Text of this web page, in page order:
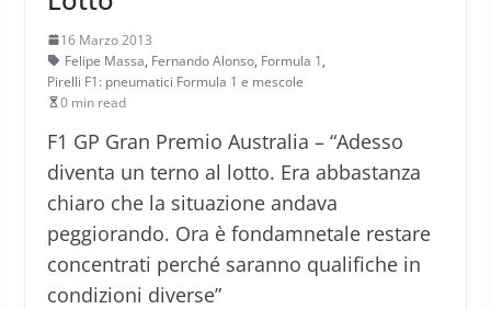
16 Marzo 2013
Felipe Massa, Fernando Alonso, Formula 1,
Pirelli F1: pneumatici Formula 1 e mescole
0 min read
F1 GP Gran Premio Australia – “Adesso
diventa un terno al lotto. Era abbastanza
chiaro che la situazione andava
peggiorando. Ora è fondamnetale restare
concentrati perché saranno qualifiche in
condizioni diverse”